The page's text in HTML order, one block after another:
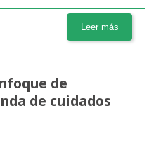
Leer más
de
de cuidados